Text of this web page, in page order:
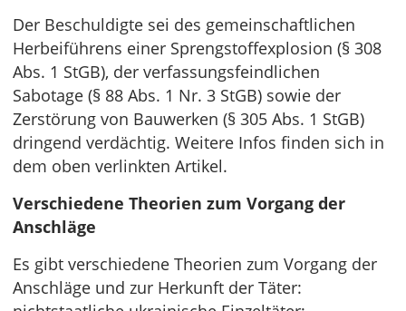
Der Beschuldigte sei des gemeinschaftlichen
Herbeiführens einer Sprengstoffexplosion (§ 308
Abs. 1 StGB), der verfassungsfeindlichen
Sabotage (§ 88 Abs. 1 Nr. 3 StGB) sowie der
Zerstörung von Bauwerken (§ 305 Abs. 1 StGB)
dringend verdächtig. Weitere Infos finden sich in
dem oben verlinkten Artikel.
Verschiedene Theorien zum Vorgang der
Anschläge
Es gibt verschiedene Theorien zum Vorgang der
Anschläge und zur Herkunft der Täter: